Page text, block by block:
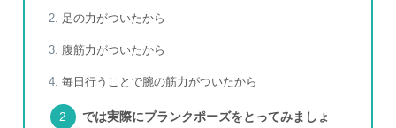
足の力がついたから
腹筋力がついたから
毎日行うことで腕の筋力がついたから
では実際にプランクポーズをとってみましょ